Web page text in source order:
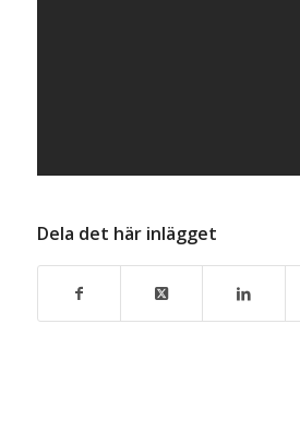
Dela det här inlägget